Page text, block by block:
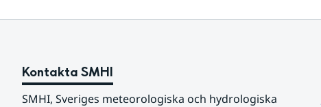
Kontakta SMHI
SMHI, Sveriges meteorologiska och hydrologiska